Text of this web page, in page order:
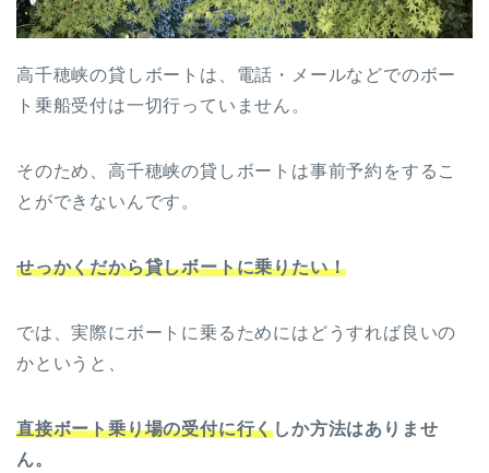
高千穂峡の貸しボートは、電話・メールなどでのボー
ト乗船受付は一切行っていません。
そのため、高千穂峡の貸しボートは事前予約をするこ
とができないんです。
せっかくだから貸しボートに乗りたい！
では、実際にボートに乗るためにはどうすれば良いの
かというと、
直接ボート乗り場の受付に行く しか方法はありませ
ん。